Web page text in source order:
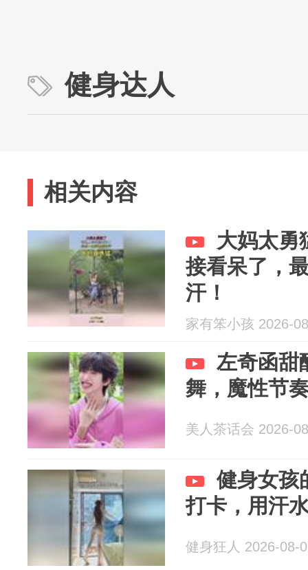
健身达人
相关内容
大妈太勇
接看呆了，
汗！
家有笨小孩 2026-
左奇函甜
舞，魔性节
美人茶话会 2026-
健身女孩
打卡，用汗
健身狂人 2026-08-